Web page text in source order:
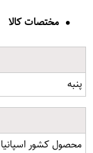
مختصات کالا
پنبه
محصول کشور اسپانیا ضد